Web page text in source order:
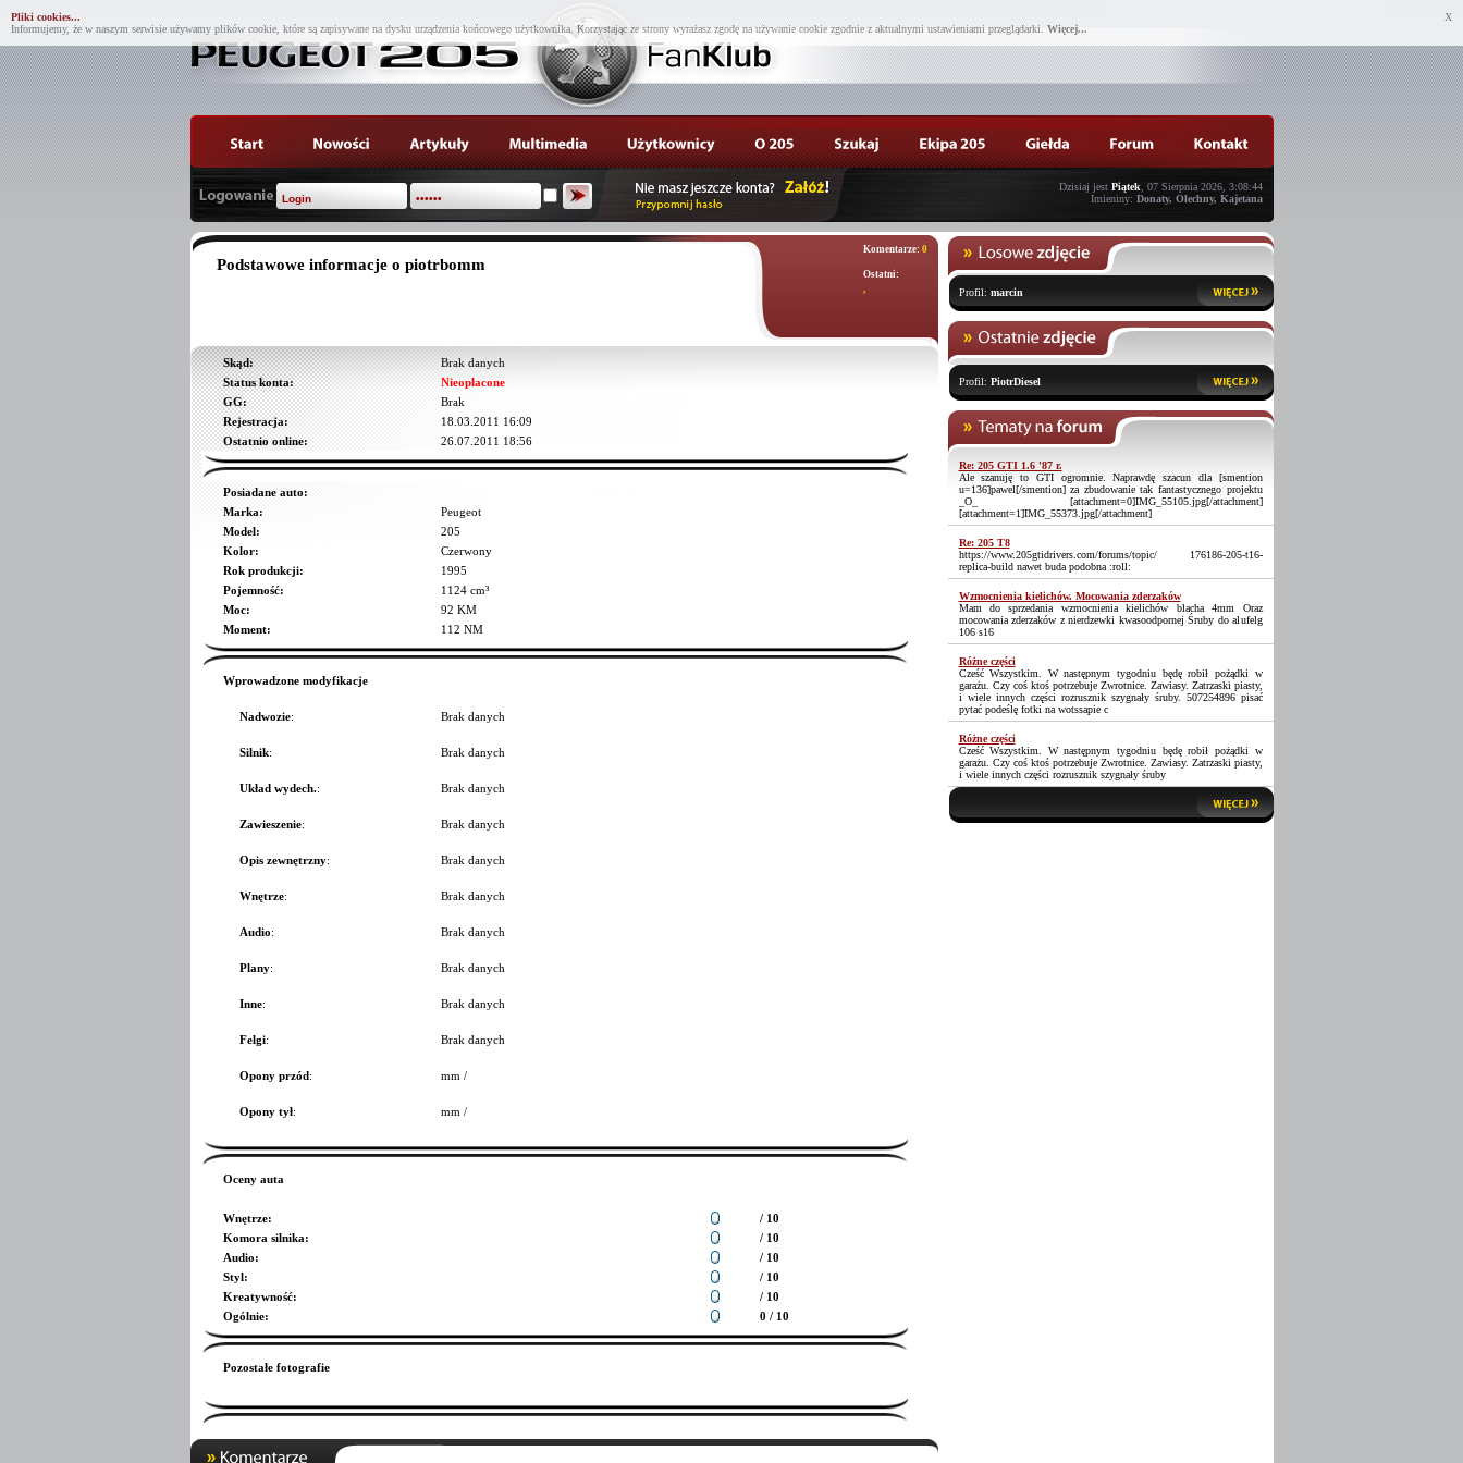
X
Pliki cookies...
Informujemy, że w naszym serwisie używamy plików cookie, które są zapisywane na dysku urządzenia końcowego użytkownika. Korzystając ze strony wyrażasz zgodę na używanie cookie zgodnie z aktualnymi ustawieniami przeglądarki. Więcej...
Dzisiaj jest Piątek , 07 Sierpnia 2026, 3:08:44
Imieniny: Donaty, Olechny, Kajetana
Podstawowe informacje o piotrbomm
Komentarze: 0
Ostatni:
,
Skąd:
Brak danych
Status konta:
Nieopłacone
GG:
Brak
Rejestracja:
18.03.2011 16:09
Ostatnio online:
26.07.2011 18:56
Posiadane auto:
Marka:
Peugeot
Model:
205
Kolor:
Czerwony
Rok produkcji:
1995
Pojemność:
1124 cm³
Moc:
92 KM
Moment:
112 NM
Wprowadzone modyfikacje
Nadwozie: Brak danych
Silnik: Brak danych
Układ wydech.: Brak danych
Zawieszenie: Brak danych
Opis zewnętrzny: Brak danych
Wnętrze: Brak danych
Audio: Brak danych
Plany: Brak danych
Inne: Brak danych
Felgi: Brak danych
Opony przód: mm /
Opony tył: mm /
Oceny auta
Wnętrze:
/ 10
Komora silnika:
/ 10
Audio:
/ 10
Styl:
/ 10
Kreatywność:
/ 10
Ogólnie: 0 / 10
Pozostałe fotografie
Profil: marcin
Profil: PiotrDiesel
Re: 205 GTI 1.6 '87 r.
Ale szanuję to GTI ogromnie. Naprawdę szacun dla [smention
u=136]pawel[/smention] za zbudowanie tak fantastycznego projektu
_O_ [attachment=0]IMG_55105.jpg[/attachment]
[attachment=1]IMG_55373.jpg[/attachment]
Re: 205 T8
https://www.205gtidrivers.com/forums/topic/ 176186-205-t16-
replica-build nawet buda podobna :roll:
Wzmocnienia kielichów. Mocowania zderzaków
Mam do sprzedania wzmocnienia kielichów blacha 4mm Oraz
mocowania zderzaków z nierdzewki kwasoodpornej Śruby do alufelg
106 s16
Różne części
Cześć Wszystkim. W następnym tygodniu będę robił pożądki w
garażu. Czy coś ktoś potrzebuje Zwrotnice. Zawiasy. Zatrzaski piasty,
i wiele innych części rozrusznik szygnały śruby. 507254896 pisać
pytać podeślę fotki na wotssapie c
Różne części
Cześć Wszystkim. W następnym tygodniu będę robił pożądki w
garażu. Czy coś ktoś potrzebuje Zwrotnice. Zawiasy. Zatrzaski piasty,
i wiele innych części rozrusznik szygnały śruby